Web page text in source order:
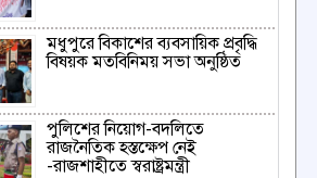
মধুপুরে বিকাশের ব্যবসায়িক প্রবৃদ্ধি
বিষয়ক মতবিনিময় সভা অনুষ্ঠিত
পুলিশের নিয়োগ-বদলিতে
রাজনৈতিক হস্তক্ষেপ নেই
-রাজশাহীতে স্বরাষ্ট্রমন্ত্রী